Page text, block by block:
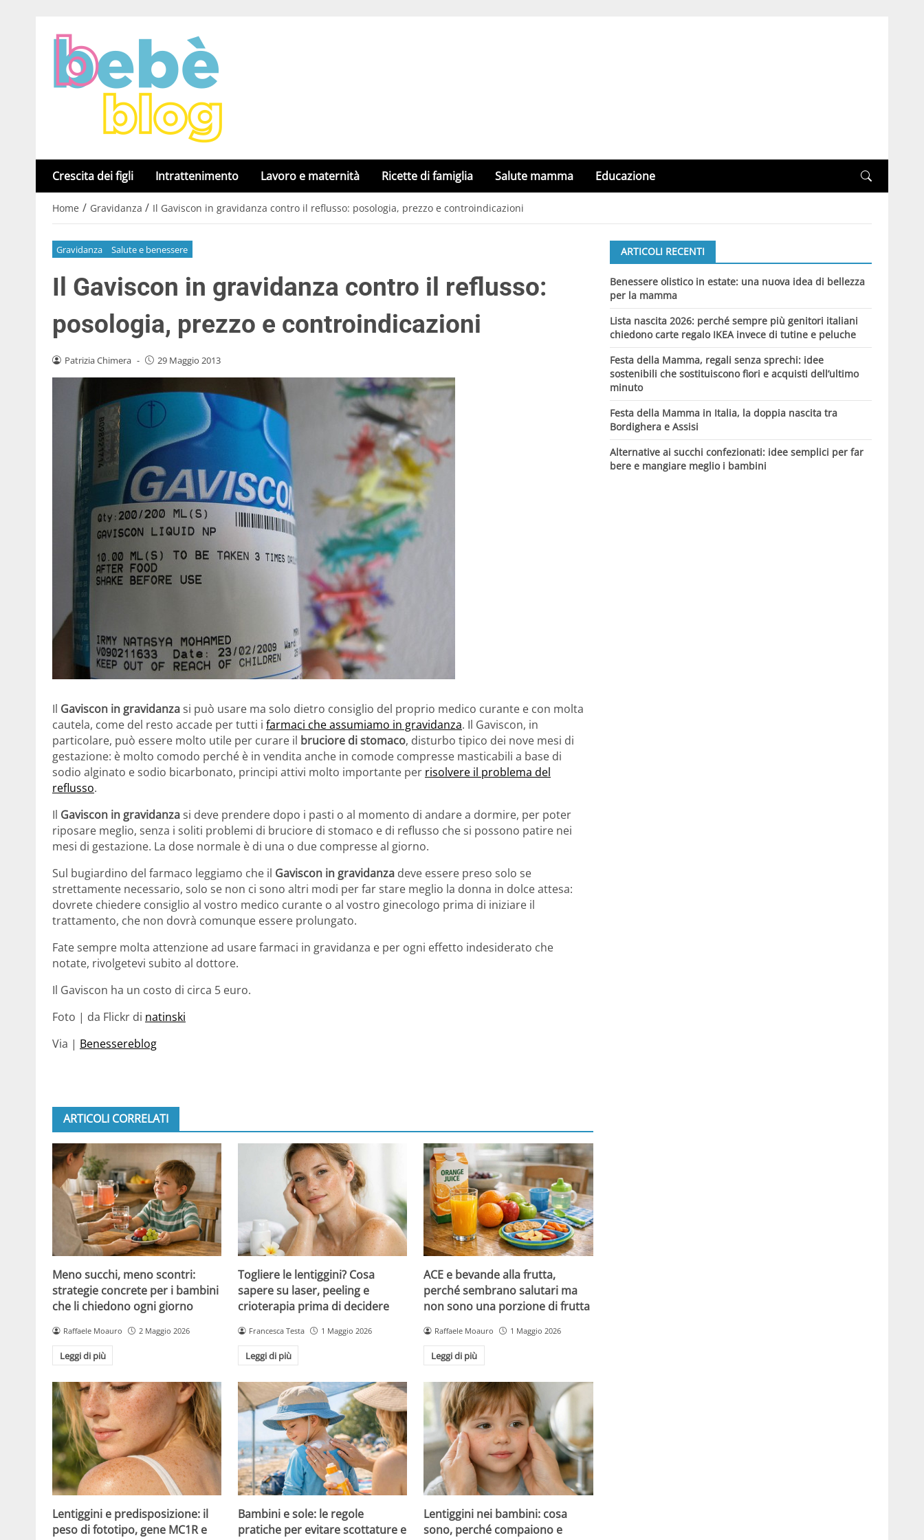
Crescita dei figli Intrattenimento Lavoro e maternità Ricette di famiglia Salute mamma Educazione
Home / Gravidanza / Il Gaviscon in gravidanza contro il reflusso: posologia, prezzo e controindicazioni
Gravidanza Salute e benessere
Il Gaviscon in gravidanza contro il reflusso:
posologia, prezzo e controindicazioni
Patrizia Chimera - 29 Maggio 2013
Il Gaviscon in gravidanzasi può usare ma solo dietro consiglio del proprio medico curante e con molta
cautela, come del resto accade per tutti i farmaci che assumiamo in gravidanza. Il Gaviscon, in
particolare, può essere molto utile per curare il bruciore di stomaco, disturbo tipico dei nove mesi di
gestazione: è molto comodo perché è in vendita anche in comode compresse masticabili a base di
sodio alginato e sodio bicarbonato, principi attivi molto importante per risolvere il problema del
reflusso.
Il Gaviscon in gravidanzasi deve prendere dopo i pasti o al momento di andare a dormire, per poter
riposare meglio, senza i soliti problemi di bruciore di stomaco e di reflusso che si possono patire nei
mesi di gestazione. La dose normale è di una o due compresse al giorno.
Sul bugiardino del farmaco leggiamo che il Gaviscon in gravidanza deve essere preso solo se
strettamente necessario, solo se non ci sono altri modi per far stare meglio la donna in dolce attesa:
dovrete chiedere consiglio al vostro medico curante o al vostro ginecologo prima di iniziare il
trattamento, che non dovrà comunque essere prolungato.
Fate sempre molta attenzione ad usare farmaci in gravidanza e per ogni effetto indesiderato che
notate, rivolgetevi subito al dottore.
Il Gaviscon ha un costo di circa 5 euro.
Foto | da Flickr di natinski
Via | Benessereblog
ARTICOLI CORRELATI
Meno succhi, meno scontri:
strategie concrete per i bambini
che li chiedono ogni giorno
Raffaele Moauro 2 Maggio 2026
Leggi di più
Togliere le lentiggini? Cosa
sapere su laser, peeling e
crioterapia prima di decidere
Francesca Testa 1 Maggio 2026
Leggi di più
ACE e bevande alla frutta,
perché sembrano salutari ma
non sono una porzione di frutta
Raffaele Moauro 1 Maggio 2026
Leggi di più
Lentiggini e predisposizione: il
peso di fototipo, gene MC1R e
Bambini e sole: le regole
pratiche per evitare scottature e
Lentiggini nei bambini: cosa
sono, perché compaiono e
ARTICOLI RECENTI
Benessere olistico in estate: una nuova idea di bellezza
per la mamma
Lista nascita 2026: perché sempre più genitori italiani
chiedono carte regalo IKEA invece di tutine e peluche
Festa della Mamma, regali senza sprechi: idee
sostenibili che sostituiscono fiori e acquisti dell’ultimo
minuto
Festa della Mamma in Italia, la doppia nascita tra
Bordighera e Assisi
Alternative ai succhi confezionati: idee semplici per far
bere e mangiare meglio i bambini